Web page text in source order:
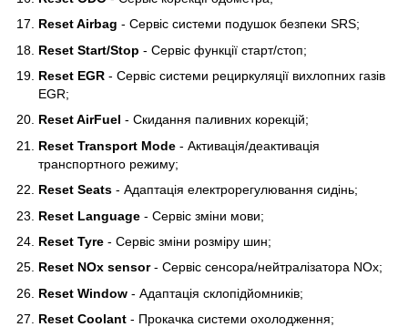
Reset Airbag - Сервіс системи подушок безпеки SRS;
Reset Start/Stop - Сервіс функції старт/стоп;
Reset EGR - Сервіс системи рециркуляції вихлопних газів
EGR;
Reset AirFuel - Скидання паливних корекцій;
Reset Transport Mode - Активація/деактивація
транспортного режиму;
Reset Seats - Адаптація електрорегулювання сидінь;
Reset Language - Сервіс зміни мови;
Reset Tyre - Сервіс зміни розміру шин;
Reset NOx sensor- Сервіс сенсора/нейтралізатора NOx;
Reset Window - Адаптація склопідйомників;
Reset Coolant - Прокачка системи охолодження;